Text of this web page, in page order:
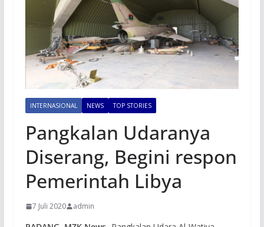
INTERNASIONAL NEWS TOP STORIES
Pangkalan Udaranya
Diserang, Begini respon
Pemerintah Libya
7 Juli 2020 admin